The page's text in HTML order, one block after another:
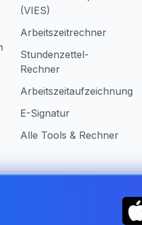
(VIES)
Arbeitszeitrechner
Stundenzettel-
Rechner
Arbeitszeitaufzeichnung
E-Signatur
Alle Tools & Rechner